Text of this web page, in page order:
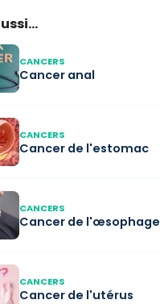
CANCERS
Cancer anal
CANCERS
Cancer de l'estomac
CANCERS
Cancer de l'œsophage
CANCERS
Cancer de l'utérus